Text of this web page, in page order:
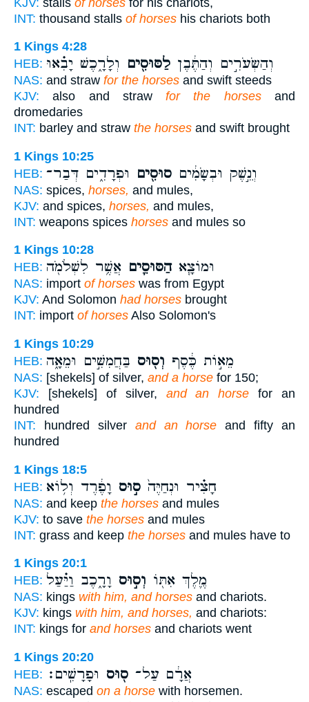
INT: thousand stalls of horses his chariots both
1 Kings 4:28
HEB:
וְהַשְּׂעֹרִ֣ים וְהַתֶּ֔בֶן לַסּוּסִ֖ים וְלָרָ֑כֶשׁ יָבִ֗אוּ
NAS: and straw for the horses and swift steeds
KJV: also and strawfor the horsesand
dromedaries
INT: barley and straw the horses and swift brought
1 Kings 10:25
HEB:
וְנֵ֣שֶׁק וּבְשָׂמִ֔ים סוּסִ֖ים וּפְרָדִ֑ים דְּבַר־
NAS: spices, horses, and mules,
KJV: and spices, horses, and mules,
INT: weapons spices horses and mules so
1 Kings 10:28
HEB:
וּמוֹצָ֧אהַסּוּסִ֛ים אֲשֶׁ֥ר לִשְׁלֹמֹ֖ה
NAS: import of horses was from Egypt
KJV: And Solomon had horses brought
INT: import of horses Also Solomon's
1 Kings 10:29
HEB:
מֵא֣וֹת כֶּ֔סֶף וְס֖וּס בַּחֲמִשִּׁ֣ים וּמֵאָ֑ה
NAS: [shekels] of silver, and a horse for 150;
KJV: [shekels] of silver, and an horse for an
hundred
INT: hundred silver and an horse and fifty an
hundred
1 Kings 18:5
HEB:
חָצִ֗יר וּנְחַיֶּה֙ ס֣וּס וָפֶ֔רֶד וְל֥וֹא
NAS: and keep the horses and mules
KJV: to save the horses and mules
INT: grass and keep the horses and mules have to
1 Kings 20:1
HEB:
מֶ֛לֶךְ אִתּ֖וֹ וְס֣וּס וָרָ֑כֶב וַיַּ֗עַל
NAS: kings with him, and horses and chariots.
KJV: kings with him, and horses, and chariots:
INT: kings for and horses and chariots went
1 Kings 20:20
HEB:
אֲרָ֔ם עַל־ ס֖וּס וּפָרָשִֽׁים׃
NAS: escaped on a horse with horsemen.